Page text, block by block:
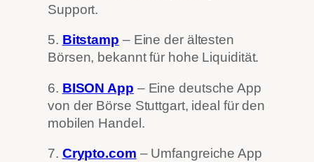
Support.
5. Bitstamp – Eine der ältesten
Börsen, bekannt für hohe Liquidität.
6. BISON App – Eine deutsche App
von der Börse Stuttgart, ideal für den
mobilen Handel.
7. Crypto.com – Umfangreiche App